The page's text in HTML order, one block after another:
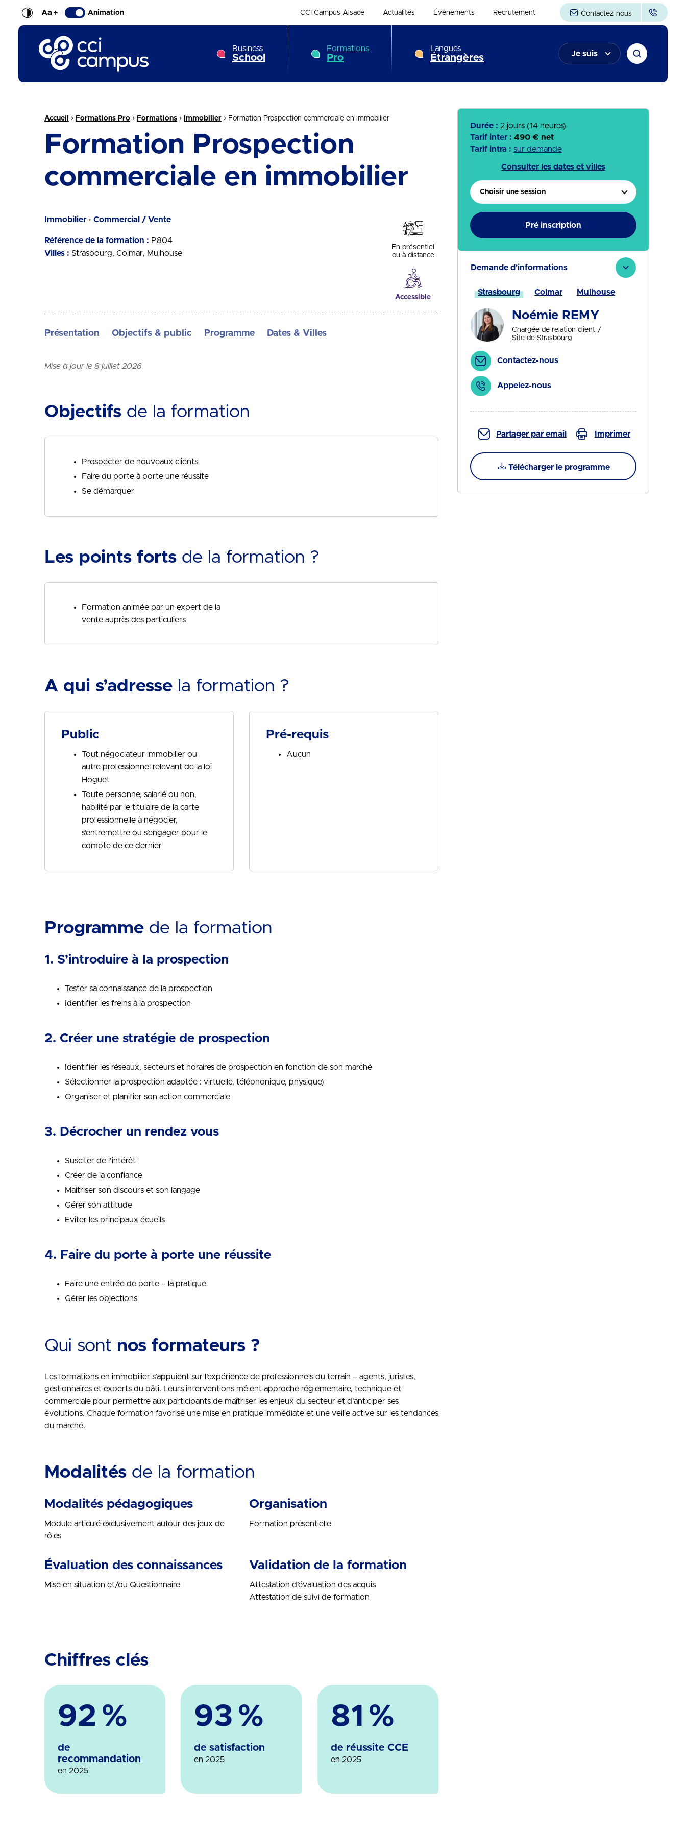
Aa+ Animation CCI Campus Alsace Actualités Événements Recrutement Contactez-nous
CCI Campus La formation qui vous ressemble
Business
School
Formations
Pro
Langues
Étrangères Je suis
Fil d'Ariane :
Accueil › Formations Pro › Formations › Immobilier › Formation Prospection commerciale en immobilier
Formation Prospection
commerciale en immobilier
Immobilier Commercial / Vente
Référence de la formation : P804
Villes : Strasbourg Colmar Mulhouse
En présentiel
ou à distance
Accessible
Présentation Objectifs & public Programme Dates & Villes
Durée : 2 jours (14 heures)
Tarif inter : 490 € net
Tarif intra : sur demande
Consulter les dates et villes
Choisir une session
Pré inscription
Demande d'informations
Strasbourg Colmar Mulhouse
Noémie REMY
Chargée de relation client
Site de Strasbourg
Contactez-nous
Appelez-nous
Partager par email Imprimer
Télécharger le programme
Mise à jour le 8 juillet 2026
Objectifs de la formation
Prospecter de nouveaux clients
Faire du porte à porte une réussite
Se démarquer
Les points forts de la formation ?
Formation animée par un expert de la
vente auprès des particuliers
A qui s’adresse la formation ?
Public
Tout négociateur immobilier ou
autre professionnel relevant de la loi
Hoguet
Toute personne, salarié ou non,
habilité par le titulaire de la carte
professionnelle à négocier,
s’entremettre ou s’engager pour le
compte de ce dernier
Pré-requis
Aucun
Programme de la formation
1. S’introduire à la prospection
Tester sa connaissance de la prospection
Identifier les freins à la prospection
2. Créer une stratégie de prospection
Identifier les réseaux, secteurs et horaires de prospection en fonction de son marché
Sélectionner la prospection adaptée : virtuelle, téléphonique, physique)
Organiser et planifier son action commerciale
3. Décrocher un rendez vous
Susciter de l’intérêt
Créer de la confiance
Maitriser son discours et son langage
Gérer son attitude
Eviter les principaux écueils
4. Faire du porte à porte une réussite
Faire une entrée de porte – la pratique
Gérer les objections
Qui sont nos formateurs ?
Les formations en immobilier s’appuient sur l’expérience de professionnels du terrain – agents, juristes,
gestionnaires et experts du bâti. Leurs interventions mêlent approche réglementaire, technique et
commerciale pour permettre aux participants de maîtriser les enjeux du secteur et d’anticiper ses
évolutions. Chaque formation favorise une mise en pratique immédiate et une veille active sur les tendances
du marché.
Modalités de la formation
Modalités pédagogiques
Module articulé exclusivement autour des jeux de
rôles
Organisation
Formation présentielle
Évaluation des connaissances
Mise en situation et/ou Questionnaire
Validation de la formation
Attestation d’évaluation des acquis
Attestation de suivi de formation
Chiffres clés
92 %
de
recommandation
en 2025
93 %
de satisfaction
en 2025
81 %
de réussite CCE
en 2025